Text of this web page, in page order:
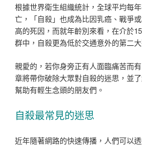
根據世界衛生組織統計，全球平均每
亡，「自殺」也成為比因乳癌、戰爭
高的死因，而就年齡別來看，在介於
群中，自殺更為低於交通意外的第二大
親愛的，若你身旁正有人面臨痛苦而
章將帶你破除大眾對自殺的迷思，並
幫助有輕生念頭的朋友們。
自殺最常見的迷思
近年隨著網路的快速傳播，人們可以